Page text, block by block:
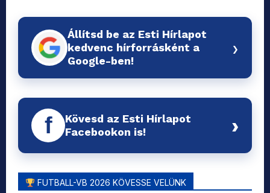
Állítsd be az Esti Hírlapot
kedvenc hírforrásként a
Google-ben!
›
f
Kövesd az Esti Hírlapot
Facebookon is!
›
FUTBALL-VB 2026 KÖVESSE VELÜNK